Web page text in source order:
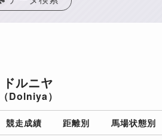
ドルニヤ
（Dolniya）
競走成績 距離別 馬場状態別